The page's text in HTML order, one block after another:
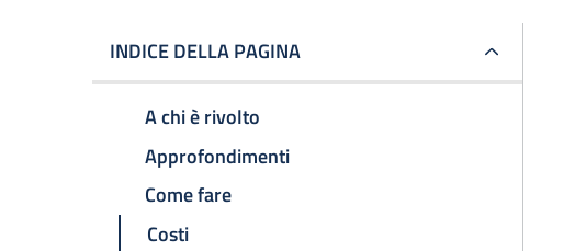
INDICE DELLA PAGINA
A chi è rivolto
Approfondimenti
Come fare
Costi